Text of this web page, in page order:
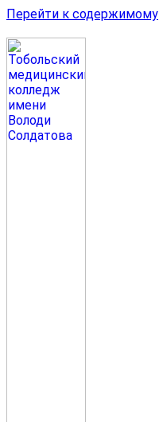
Перейти к содержимому